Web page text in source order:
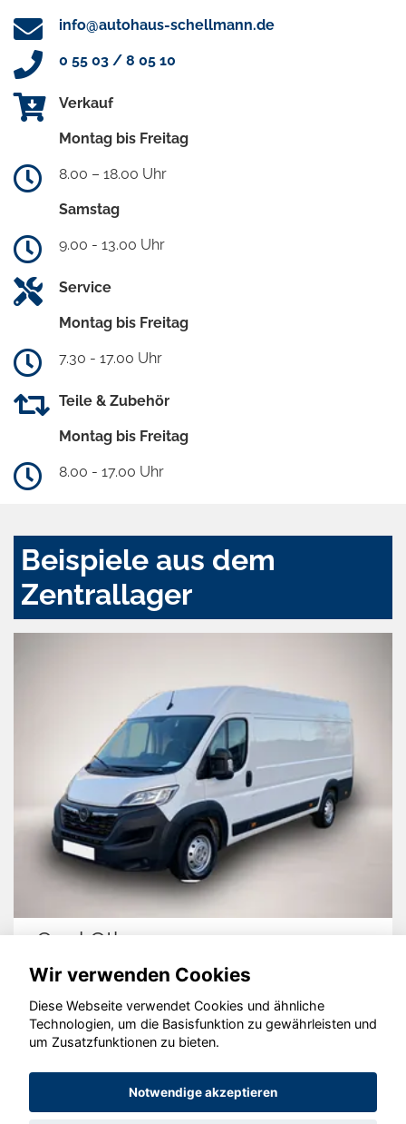
info@autohaus-schellmann.de
0 55 03 / 8 05 10
Verkauf
Montag bis Freitag
8.00 – 18.00 Uhr
Samstag
9.00 - 13.00 Uhr
Service
Montag bis Freitag
7.30 - 17.00 Uhr
Teile & Zubehör
Montag bis Freitag
8.00 - 17.00 Uhr
Beispiele aus dem
Zentrallager
Opel Other
© konjunkturmotor.de GmbH 2020 - 2026
Wir verwenden Cookies
Diese Webseite verwendet Cookies und ähnliche
Technologien, um die Basisfunktion zu gewährleisten und
um Zusatzfunktionen zu bieten.
Notwendige akzeptieren